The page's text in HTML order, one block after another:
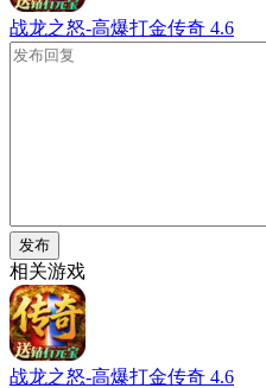
战龙之怒-高爆打金传奇 4.6
发布
相关游戏
战龙之怒-高爆打金传奇 4.6